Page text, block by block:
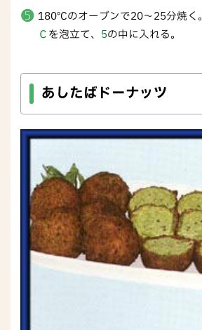
180℃のオーブンで20～25分焼く。
Ｃを泡立て、 5の中に入れる。
あしたばドーナッツ